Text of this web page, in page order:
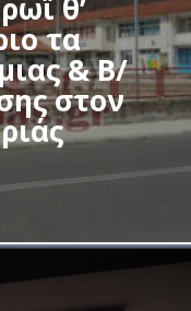
θ’
τα
& Β/
στον